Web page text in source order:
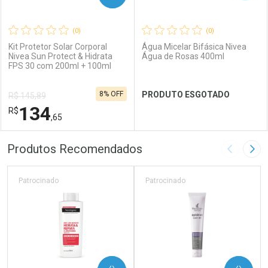
Comprar sem Desconto
Por R$ 158,92/cada
Comprar sem Desconto
Por R$ 158,92/cada
(0)
Kit Protetor Solar Corporal
Nivea Sun Protect & Hidrata
FPS 30 com 200ml + 100ml
R$ 145,89
R$134,65
8% OFF
FECHAR
Laboratório
FECHAR
Por Menos
(0)
Água Micelar Bifásica Nivea
Água de Rosas 400ml
PRODUTO ESGOTADO
Laboratório
Por Menos
Produtos Recomendados Imagem
Patrocinado Patrocinado